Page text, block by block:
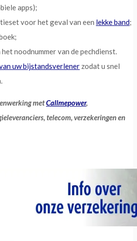
apps);
voor het geval van een lekke band;
noodnummer van de pechdienst.
uw bijstandsverlener zodat u snel
metCallmepower,
telecom, verzekeringen en